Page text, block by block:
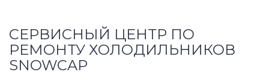
СЕРВИСНЫЙ ЦЕНТР ПО
РЕМОНТУ ХОЛОДИЛЬНИКОВ
SNOWCAP